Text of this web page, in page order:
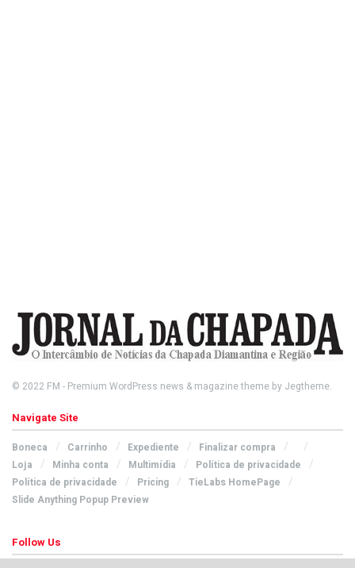
© 2022 FM - Premium WordPress news & magazine theme by Jegtheme.
Navigate Site
Boneca Carrinho Expediente
Finalizar compra
Loja
Minha conta Multimídia
Política de privacidade
Política de privacidade
Pricing
TieLabs HomePage
Slide Anything Popup Preview
Follow Us